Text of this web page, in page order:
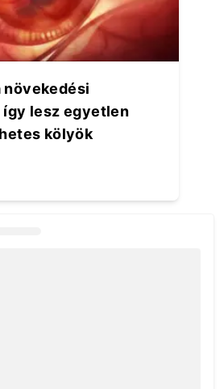
növekedési
így lesz egyetlen
kölyök